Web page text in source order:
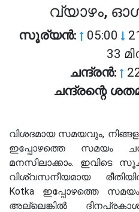
വ്യാഴം,
സൂര്യൻ: 05:00
33
ചന്ദ്രൻ:
ചന്ദ്രന്റെ
വിശദമായ സമയവും,
ഇപ്പോഴത്തെ സമയം
മനസിലാക്കാം. ഇവിടെ
വിശ്വസനീയമായ
Kotka ഇപ്പോഴത്തെ
അല്ലെങ്കിൽ